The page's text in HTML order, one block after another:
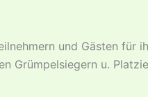
und Gästen für
Grümpelsiegern u.